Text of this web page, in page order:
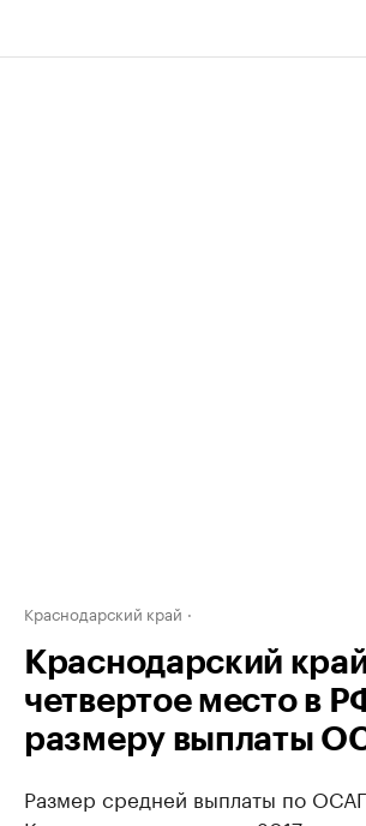
Краснодарский край
Краснодарский
четвертое место в
размеру выплаты
Размер средней выплаты по